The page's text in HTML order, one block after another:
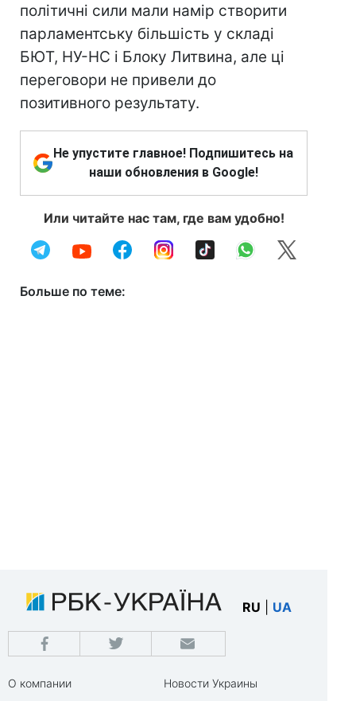
політичні сили мали намір створити
парламентську більшість у складі
БЮТ, НУ-НС і Блоку Литвина, але ці
переговори не привели до
позитивного результату.
Не упустите главное! Подпишитесь на
наши обновления в Google!
Или читайте нас там, где вам удобно!
Больше по теме:
RU UA
О компании
Новости Украины